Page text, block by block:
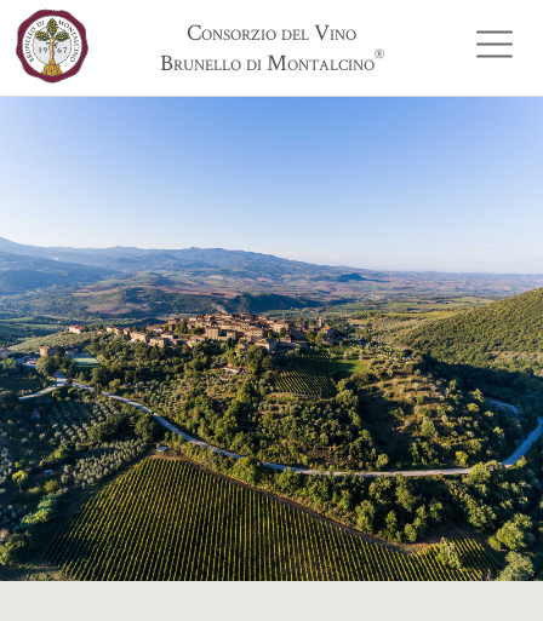
Consorzio del Vino
Brunello di Montalcino®